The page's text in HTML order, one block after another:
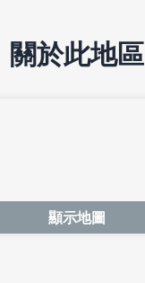
關於此地區
顯示地圖